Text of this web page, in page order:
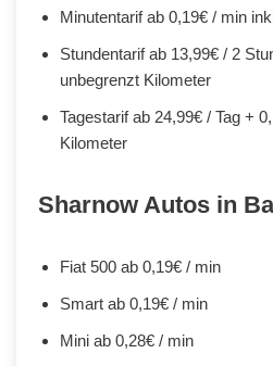
Minutentarif ab 0,19€ / min
Stundentarif ab 13,99€ / 2
unbegrenzt Kilometer
Tagestarif ab 24,99€ / Tag +
Kilometer
Sharnow Autos in
Fiat 500 ab 0,19€ / min
Smart ab 0,19€ / min
Mini ab 0,28€ / min